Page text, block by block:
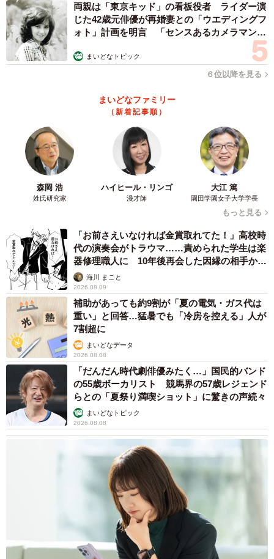
◇ ◇
ドアハンドルが劣化、破損するとは思わず自動車を使用し
ている人は多いだろう。ドアハンドルに劣化の可能性があ
ると思い当たる方はくれぐれも怪我に注意し、もし破損が
あった場合は速やかに最寄りのダイハツ販売会社に問い合
わせていただきたい。
みのむしまろさん関連情報
Twitterアカウント：
https://twitter.com/minomushimaro
本社所在地：大阪府池田市ダイハツ町1番1号
公式ホームページ： https://www.daihatsu.co.jp/
両親は「東京キッド」の看板役者 ライダー演
じた42歳元俳優が再婚妻との「ウエディングフ
ォト」計画を明言 「センスあるカメラマン求
まいどなトピック
６位以降を見る
まいどなファミリー
（新着記事順）
森岡 浩
姓氏研究家
ハイヒール・リンゴ
漫才師
大江 篤
園田学園女子大学学長
もっと見る
「お前さえいなければ金賞取れてた！」高校時
代の演奏会がトラウマ……責められた学生は楽
器修理職人に 10年後再会した因縁の相手から
思わぬ申し出【漫画】
海川 まこと
2026.08.09
補助があっても約9割が「夏の電気・ガス代は
重い」と回答…猛暑でも「冷房を控える」人が
7割超に
まいどなデータ
2026.08.08
「だんだん時代劇俳優みたく…」国民的バンド
の55歳ボーカリスト 競馬界の57歳レジェンド
らとの「夏祭り満喫ショット」に驚きの声続々
まいどなトピック
2026.08.08